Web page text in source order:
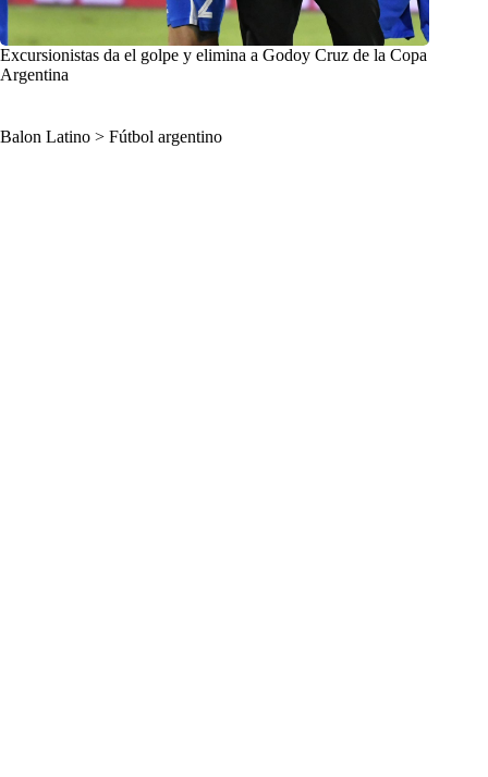
Excursionistas da el golpe y elimina a Godoy Cruz de la Copa
Argentina
Balon Latino > Fútbol argentino